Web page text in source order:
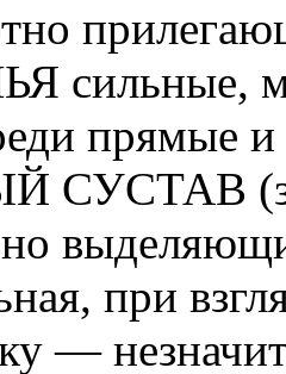
сильные,
прямые
при
—